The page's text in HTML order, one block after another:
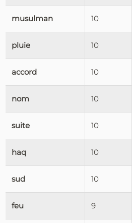
musulman 10
pluie 10
accord 10
nom 10
suite 10
haq 10
sud 10
feu 9